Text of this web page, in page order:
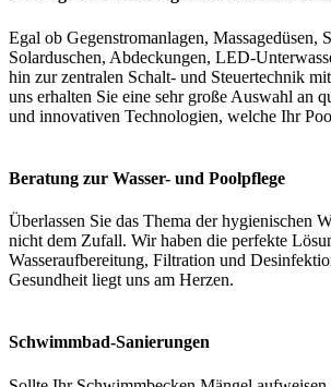
Egal ob Gegenstromanlagen, Massagedüsen,
Solarduschen, Abdeckungen, LED-
hin zur zentralen Schalt- und Steuertechnik
uns erhalten Sie eine sehr große Auswahl an
und innovativen Technologien, welche Ihr
Beratung zur Wasser- und Poolpflege
Überlassen Sie das Thema der hygienischen
nicht dem Zufall. Wir haben die perfekte
Wasseraufbereitung, Filtration und
Gesundheit liegt uns am Herzen.
Schwimmbad-Sanierungen